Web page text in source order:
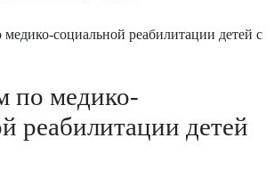
социальной реабилитации детей с
по медико-
реабилитации детей